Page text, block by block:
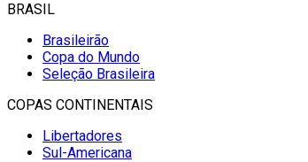
BRASIL
Brasileirão
Copa do Mundo
Seleção Brasileira
COPAS CONTINENTAIS
Libertadores
Sul-Americana